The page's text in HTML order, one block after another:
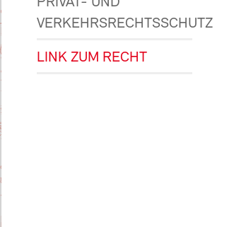
VERKEHRSRECHTSSCHUTZ
LINK ZUM RECHT